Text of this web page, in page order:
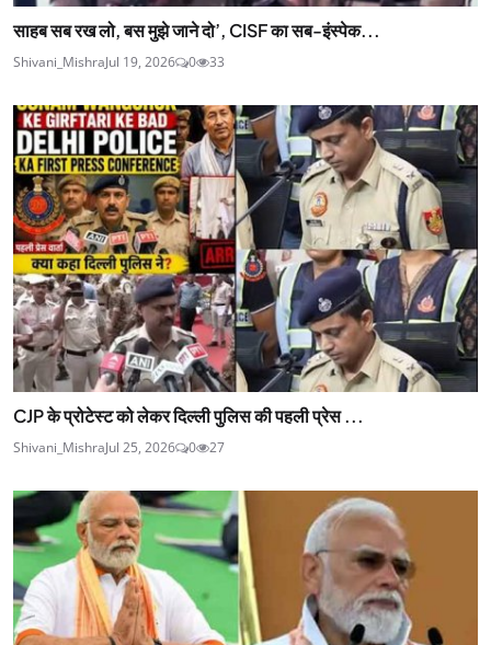
साहब सब रख लो, बस मुझे जाने दो’, CISF का सब-इंस्‍पेक...
Shivani_MishraJul 19, 2026 0 33
CJP के प्रोटेस्ट को लेकर दिल्ली पुलिस की पहली प्रेस ...
Shivani_MishraJul 25, 2026 0 27